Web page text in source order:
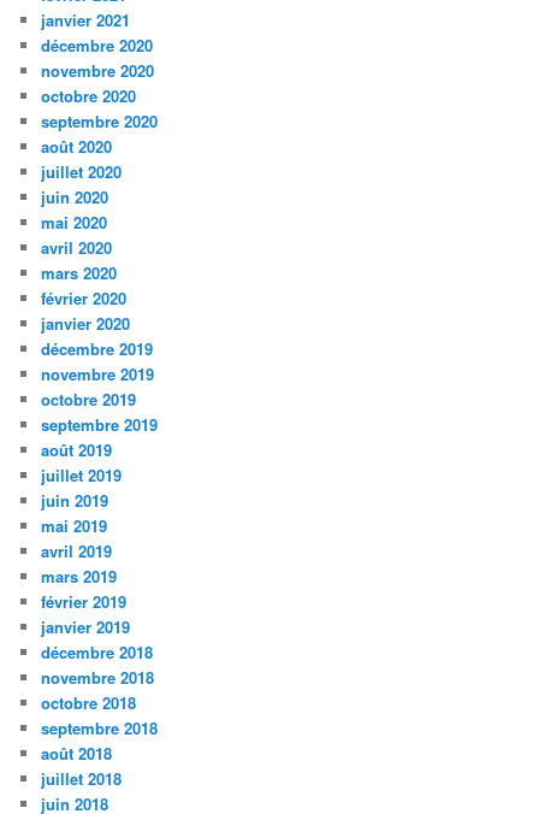
janvier 2021
décembre 2020
novembre 2020
octobre 2020
septembre 2020
août 2020
juillet 2020
juin 2020
mai 2020
avril 2020
mars 2020
février 2020
janvier 2020
décembre 2019
novembre 2019
octobre 2019
septembre 2019
août 2019
juillet 2019
juin 2019
mai 2019
avril 2019
mars 2019
février 2019
janvier 2019
décembre 2018
novembre 2018
octobre 2018
septembre 2018
août 2018
juillet 2018
juin 2018